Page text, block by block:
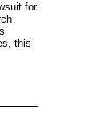
for
this